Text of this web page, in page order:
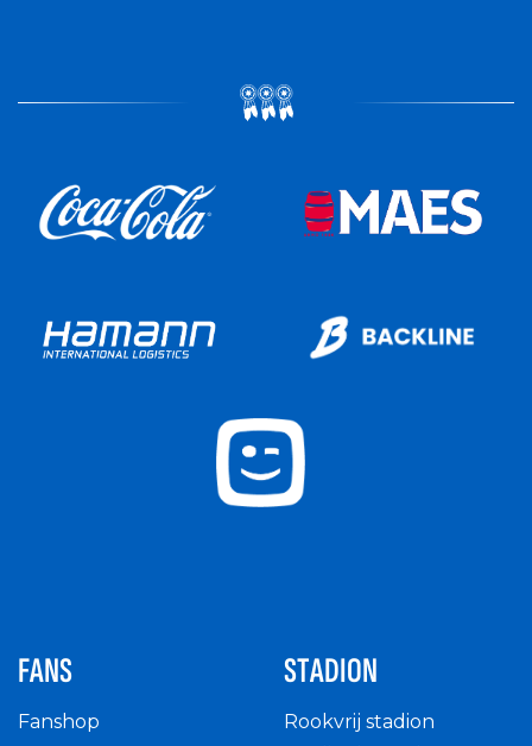
FANS
Fanshop
STADION
Rookvrij stadion